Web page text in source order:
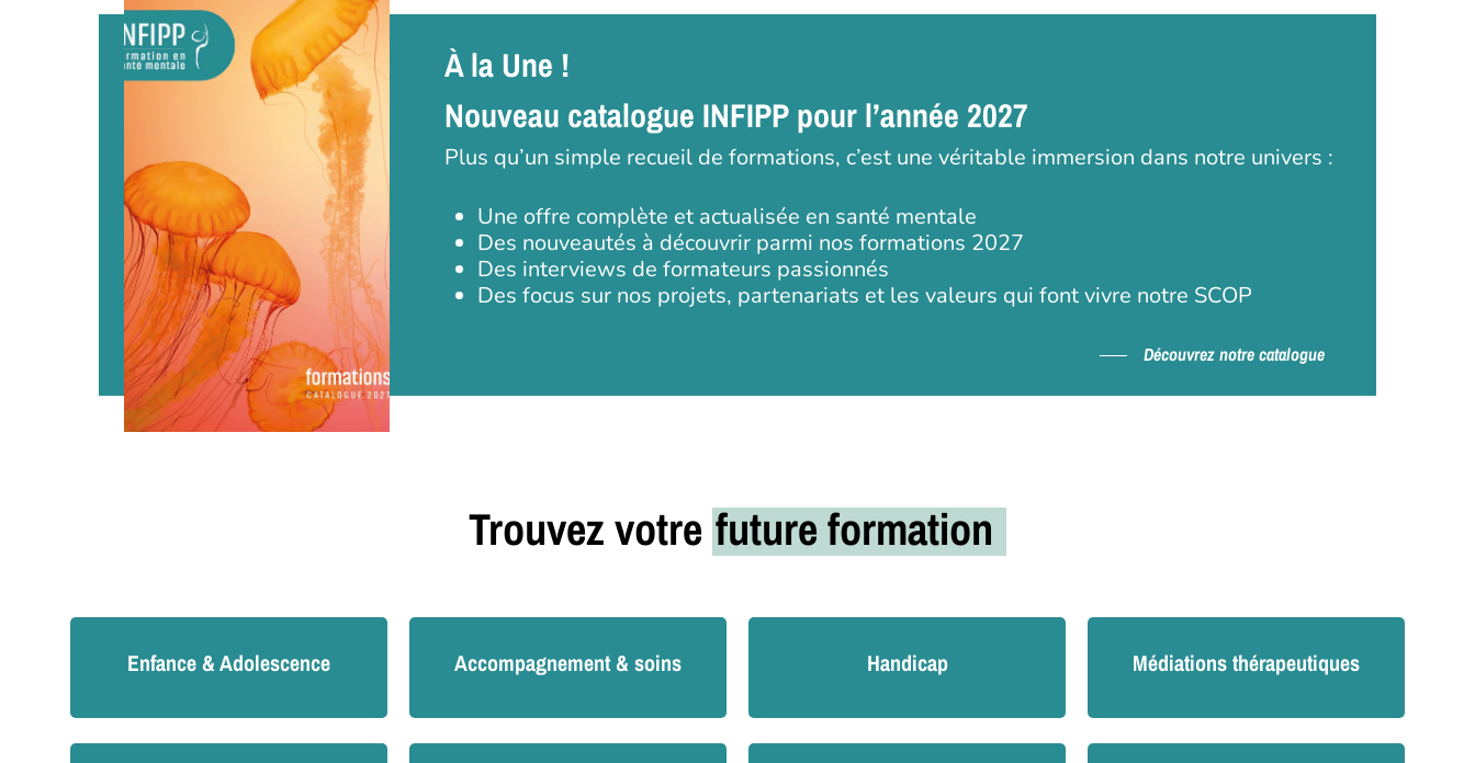
Appuyez sur Entrée pour une recherche ou ESC pour fermer
À la Une !
Nouveau catalogue INFIPP pour l’année 2027
Plus qu’un simple recueil de formations, c’est une véritable immersion dans notre univers :
Une offre complète et actualisée en santé mentale
Des nouveautés à découvrir parmi nos formations 2027
Des interviews de formateurs passionnés
Des focus sur nos projets, partenariats et les valeurs qui font vivre notre SCOP
Découvrez notre catalogue
Trouvez votre future formation
Enfance & Adolescence Accompagnement & soins Handicap Médiations thérapeutiques